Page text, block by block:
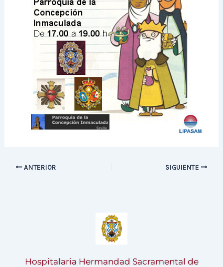
ANTERIOR SIGUIENTE
Hospitalaria Hermandad Sacramental de